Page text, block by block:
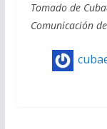
Tomado de
Comunicación